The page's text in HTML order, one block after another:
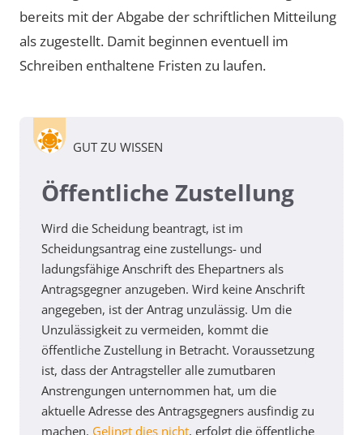
bereits mit der Abgabe der schriftlichen Mitteilung
als zugestellt. Damit beginnen eventuell im
Schreiben enthaltene Fristen zu laufen.
GUT ZU WISSEN
Öffentliche Zustellung
Wird die Scheidung beantragt, ist im
Scheidungsantrag eine zustellungs- und
ladungsfähige Anschrift des Ehepartners als
Antragsgegner anzugeben. Wird keine Anschrift
angegeben, ist der Antrag unzulässig. Um die
Unzulässigkeit zu vermeiden, kommt die
öffentliche Zustellung in Betracht. Voraussetzung
ist, dass der Antragsteller alle zumutbaren
Anstrengungen unternommen hat, um die
aktuelle Adresse des Antragsgegners ausfindig zu
machen. Gelingt dies nicht, erfolgt die öffentliche